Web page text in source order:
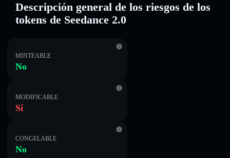
Descripción general de los riesgos de los
tokens de Seedance 2.0
MINTEABLE
No
MODIFICABLE
Sí
CONGELABLE
No